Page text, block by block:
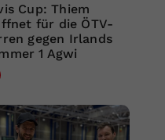
Cup: Thiem
für die ÖTV-
gegen Irlands
1 Agwi